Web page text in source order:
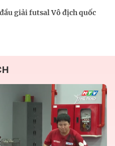
giải futsal Vô địch quốc